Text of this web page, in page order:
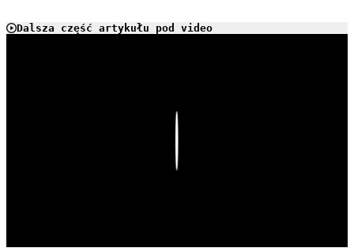
Dalsza część artykułu pod video